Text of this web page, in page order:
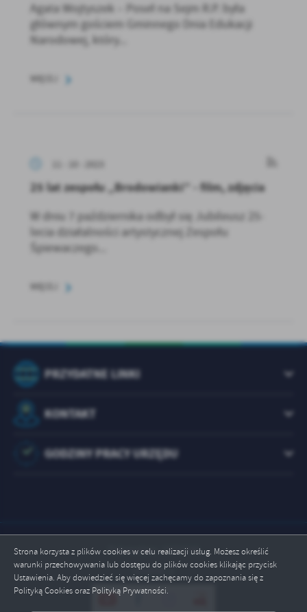
Strona korzysta z plików cookies w celu realizacji usług. Możesz określić
warunki przechowywania lub dostępu do plików cookies klikając przycisk
Ustawienia. Aby dowiedzieć się więcej zachęcamy do zapoznania się z
Polityką Cookies oraz Polityką Prywatności.
ZAPISZ WYBRANE
Agata Wojtyszek – Poseł na Sejm R.P. była
głównym gościem Gminnego Dnia Edukacji
Narodowej, który...
25 lat zespołu „Brodowianki” - film, zdjęcia
W dniu 7 października odbył się Jubileusz 25-
lecia działalności artystycznej Zespołu
Śpiewaczego...
PRZYDATNE LINKI
KONTAKT
GODZINY PRACY URZĘDU
Odwiedzin: 1072746
Online: 2